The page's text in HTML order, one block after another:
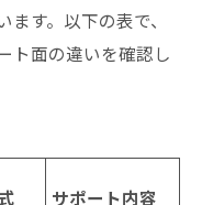
す。以下の表で、
ト面の違いを確認し
サポート内容